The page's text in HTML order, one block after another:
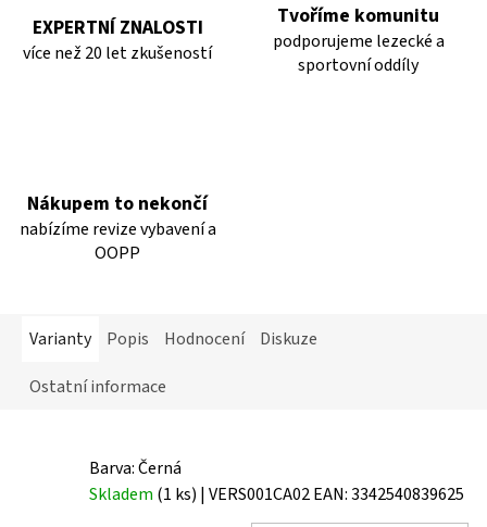
EXPERTNÍ ZNALOSTI
více než 20 let zkušeností
Tvoříme komunitu
podporujeme lezecké a
sportovní oddíly
Nákupem to nekončí
nabízíme revize vybavení a
OOPP
Varianty Popis Hodnocení
Diskuze
Ostatní informace
Barva: Černá
Skladem (1 ks) | VERS001CA02EAN:3342540839625